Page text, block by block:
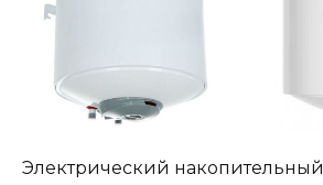
Электрический накопительный